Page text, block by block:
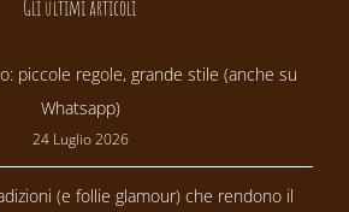
Gli ultimi articoli
piccole regole, grande stile (anche su
Whatsapp)
24 Luglio 2026
(e follie glamour) che rendono il